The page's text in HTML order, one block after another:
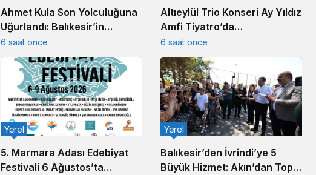
Ahmet Kula Son Yolculuğuna
Uğurlandı: Balıkesir’in
Duayen Sanayicisi Defnedildi
6 saat önce
Altıeylül Trio Konseri Ay Yıldız
Amfi Tiyatro’da
Müzikseverleri Buluşturdu
6 saat önce
5. Marmara Adası Edebiyat
Festivali 6 Ağustos’ta
Yerel
Balıkesir’den İvrindi’ye 5
Büyük Hizmet: Akın’dan Toplu
Yerel